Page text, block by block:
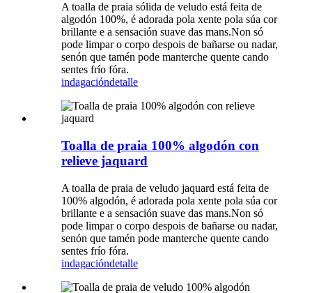
A toalla de praia sólida de veludo está feita de
algodón 100%, é adorada pola xente pola súa cor
brillante e a sensación suave das mans.Non só
pode limpar o corpo despois de bañarse ou nadar,
senón que tamén pode manterche quente cando
sentes frío fóra.
indagacióndetalle
Toalla de praia 100% algodón con
relieve jaquard
A toalla de praia de veludo jaquard está feita de
100% algodón, é adorada pola xente pola súa cor
brillante e a sensación suave das mans.Non só
pode limpar o corpo despois de bañarse ou nadar,
senón que tamén pode manterche quente cando
sentes frío fóra.
indagacióndetalle